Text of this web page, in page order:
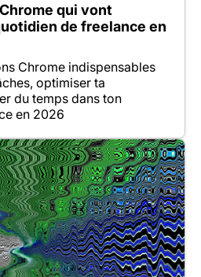
qui vont
de freelance en
Chrome indispensables
optimiser ta
du temps dans ton
en 2026